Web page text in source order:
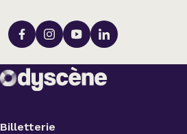
Billetterie